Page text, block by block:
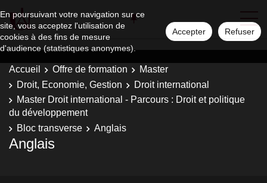
En poursuivant votre navigation sur ce
site, vous acceptez l'utilisation de
cookies à des fins de mesure
d'audience (statistiques anonymes).
Accepter Refuser
Accueil Offre de formation
Master
Droit, Economie, Gestion
Droit international
Master Droit international - Parcours : Droit et politique
du développement
Bloc transverse
Anglais
Anglais